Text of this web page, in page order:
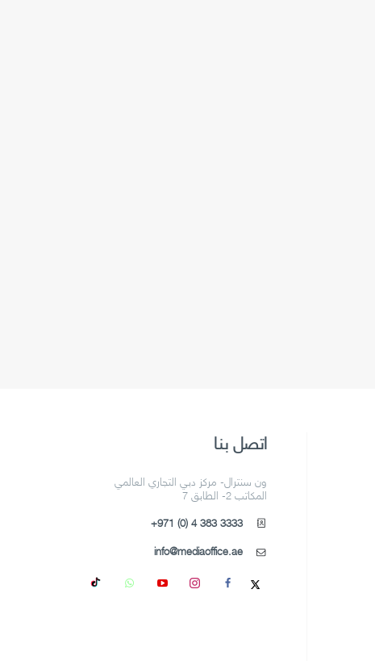
اتصل بنا
ون سنترال- مركز دبي التجاري العالمي
المكاتب 2- الطابق 7
+971 (0) 4 383 3333
info@mediaoffice.ae